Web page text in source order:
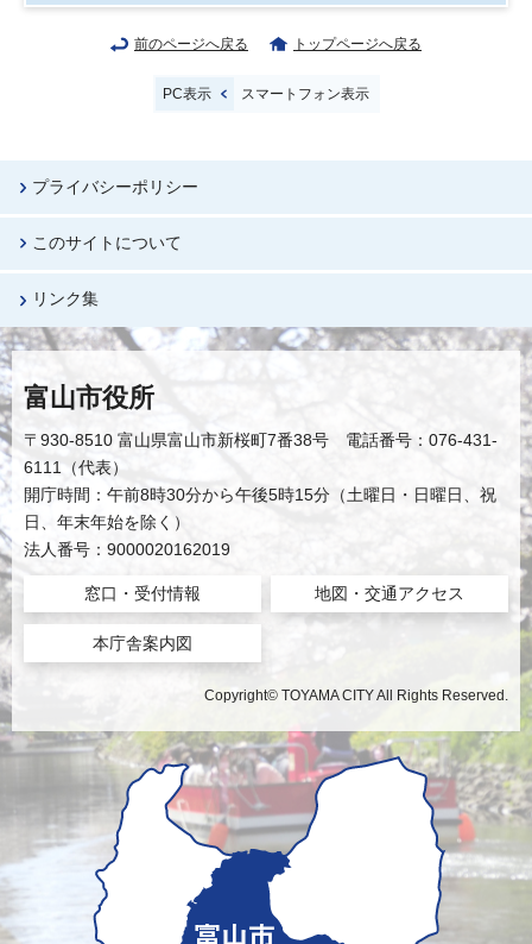
前のページへ戻る トップページへ戻る
PC表示 スマートフォン表示
プライバシーポリシー
このサイトについて
リンク集
富山市役所
〒930-8510 富山県富山市新桜町7番38号 電話番号：076-431-
6111（代表）
開庁時間：午前8時30分から午後5時15分（土曜日・日曜日、祝
日、年末年始を除く）
法人番号：9000020162019
窓口・受付情報 地図・交通アクセス
本庁舎案内図
Copyright© TOYAMA CITY All Rights Reserved.